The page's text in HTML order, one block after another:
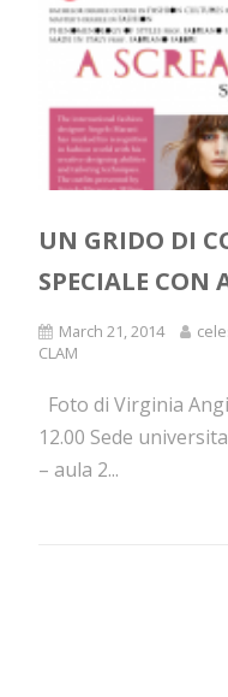
UN GRIDO DI
SPECIALE CON
March 21, 2014
CLAM
Foto di Virginia
12.00 Sede
– aula 2...